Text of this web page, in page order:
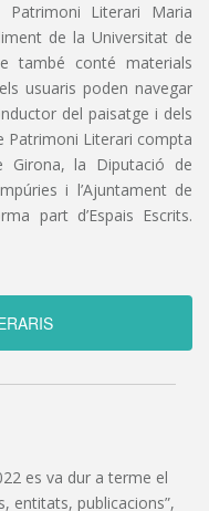
Literari Maria
de la Universitat de
també conté materials
usuaris poden navegar
del paisatge i dels
Patrimoni Literari compta
la Diputació de
i l’Ajuntament de
part d’Espais Escrits.
es va dur a terme el
entitats, publicacions”,